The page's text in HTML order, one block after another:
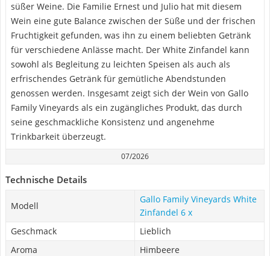
süßer Weine. Die Familie Ernest und Julio hat mit diesem
Wein eine gute Balance zwischen der Süße und der frischen
Fruchtigkeit gefunden, was ihn zu einem beliebten Getränk
für verschiedene Anlässe macht. Der White Zinfandel kann
sowohl als Begleitung zu leichten Speisen als auch als
erfrischendes Getränk für gemütliche Abendstunden
genossen werden. Insgesamt zeigt sich der Wein von Gallo
Family Vineyards als ein zugängliches Produkt, das durch
seine geschmackliche Konsistenz und angenehme
Trinkbarkeit überzeugt.
07/2026
Technische Details
Modell
Gallo Family Vineyards White
Zinfandel 6 x
Geschmack
Lieblich
Aroma
Himbeere